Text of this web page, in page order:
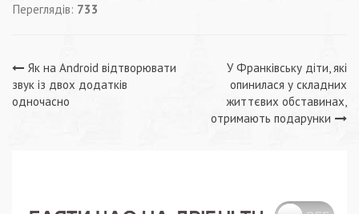
Переглядів: 733
Навігація
записів
Як на Android відтворювати
звук із двох додатків
одночасно
У Франківську діти, які
опинилася у складних
життєвих обставинах,
отримають подарунки